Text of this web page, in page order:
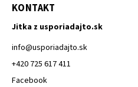
KONTAKT
Jitka z usporiadajto.sk
info@usporiadajto.sk
+420 725 617 411
Facebook